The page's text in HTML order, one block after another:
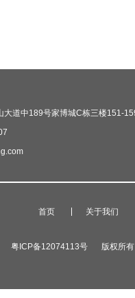
大道中189号家博城C栋三楼151-
首页 关于我们
粤ICP备12074113号 版权所